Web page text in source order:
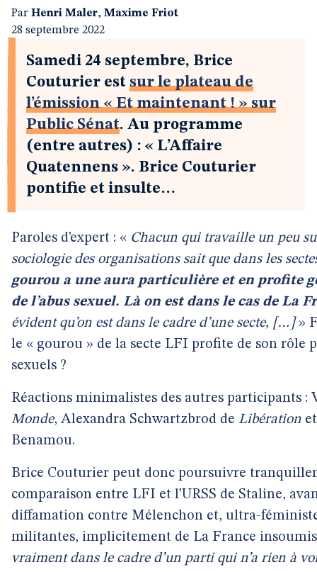
Par Henri Maler, Maxime Friot
28 septembre 2022
Samedi 24 septembre, Brice
Couturier est sur le plateau de
l’émission « Et maintenant ! » sur
Public Sénat. Au programme
(entre autres) : « L’Affaire
Quatennens ». Brice Couturier
pontifie et insulte…
Paroles d’expert : « Chacun qui travaille un peu
sociologie des organisations sait que dans les
gourou a une aura particulière et en profite
de l’abus sexuel. Là on est dans le cas de La
évident qu’on est dans le cadre d’une secte, […]»
le « gourou » de la secte LFI profite de son rôle
sexuels ?
Réactions minimalistes des autres participants :
Monde, Alexandra Schwartzbrod de Libération
Benamou.
Brice Couturier peut donc poursuivre
comparaison entre LFI et l’URSS de Staline,
diffamation contre Mélenchon et, ultra-
militantes, implicitement de La France
vraiment dans le cadre d’un parti qui n’a rien à